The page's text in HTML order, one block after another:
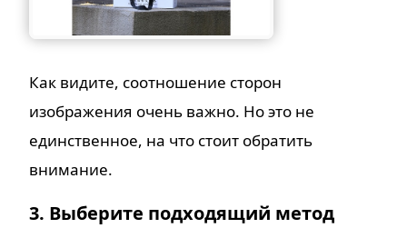
Как видите, соотношение сторон
изображения очень важно. Но это не
единственное, на что стоит обратить
внимание.
3. Выберите подходящий метод